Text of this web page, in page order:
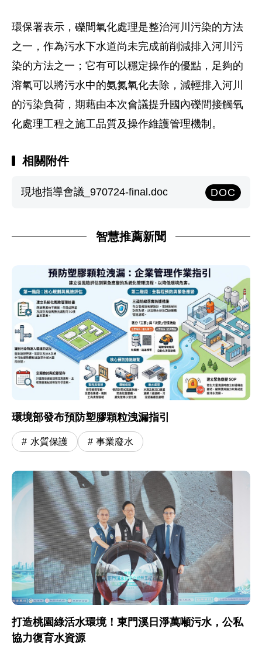
環保署表示，礫間氧化處理是整治河川污染的方法
之一，作為污水下水道尚未完成前削減排入河川污
染的方法之一；它有可以穩定操作的優點，足夠的
溶氧可以將污水中的氨氮氧化去除，減輕排入河川
的污染負荷，期藉由本次會議提升國內礫間接觸氧
化處理工程之施工品質及操作維護管理機制。
相關附件
現地指導會議_970724-final.doc DOC
智慧推薦新聞
環境部發布預防塑膠顆粒洩漏指引
水質保護 事業廢水
打造桃園綠活水環境！東門溪日淨萬噸污水，公私
協力復育水資源